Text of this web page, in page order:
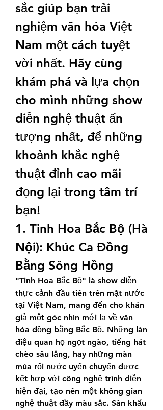
sắc giúp bạn trải
nghiệm văn hóa Việt
Nam một cách tuyệt
vời nhất. Hãy cùng
khám phá và lựa chọn
cho mình những show
diễn nghệ thuật ấn
tượng nhất, để những
khoảnh khắc nghệ
thuật đỉnh cao mãi
đọng lại trong tâm trí
bạn!
1. Tinh Hoa Bắc Bộ (Hà
Nội): Khúc Ca Đồng
Bằng Sông Hồng
"Tinh Hoa Bắc Bộ" là show diễn
thực cảnh đầu tiên trên mặt nước
tại Việt Nam, mang đến cho khán
giả một góc nhìn mới lạ về văn
hóa đồng bằng Bắc Bộ. Những làn
điệu quan họ ngọt ngào, tiếng hát
chèo sâu lắng, hay những màn
múa rối nước uyển chuyển được
kết hợp với công nghệ trình diễn
hiện đại, tạo nên một không gian
nghệ thuật đầy màu sắc. Sân khấu